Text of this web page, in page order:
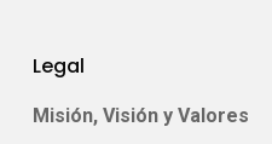
Legal
Misión, Visión y Valores